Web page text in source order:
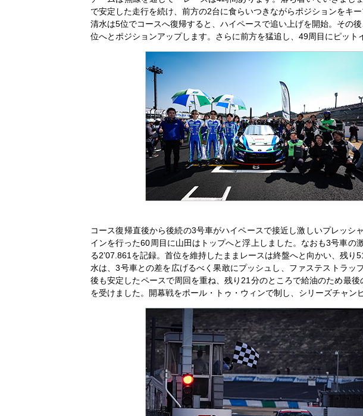
で安定した走行を続け、前方の2台に食らいつきながらポジションをキ
清水は5位でコースへ復帰すると、ハイペースで追い上げを開始。その
位へとポジションアップします。さらに前方を猛追し、49周目にピッ
コース復帰直後から後続の3号車がハイペースで接近し激しいプレッ
インを行った60周目に山田はトップへと浮上しました。なおも3号車
る2’07.861を記録。首位を維持したままレースは終盤へと向かい、残
水は、3号車との差を広げるべく果敢にプッシュし、ファステストラ
後も安定したペースで周回を重ね、残り21分のところで給油のため最
を受けました。開幕戦をポール・トゥ・ウィンで制し、シリーズチャン